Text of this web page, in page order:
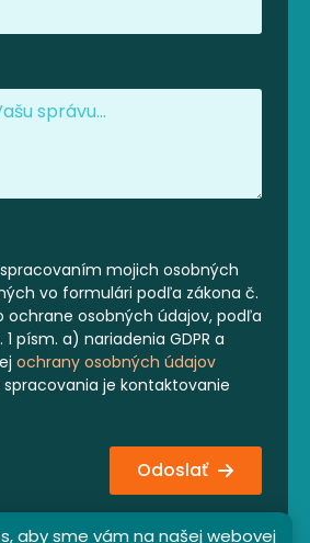
aby sme vám na našej webovej
mojich osobných
vo formulári podľa zákona č.
o ochrane osobných údajov, podľa
písm. a) nariadenia GDPR a
ochrany osobných údajov
spracovania je kontaktovanie
Odoslať